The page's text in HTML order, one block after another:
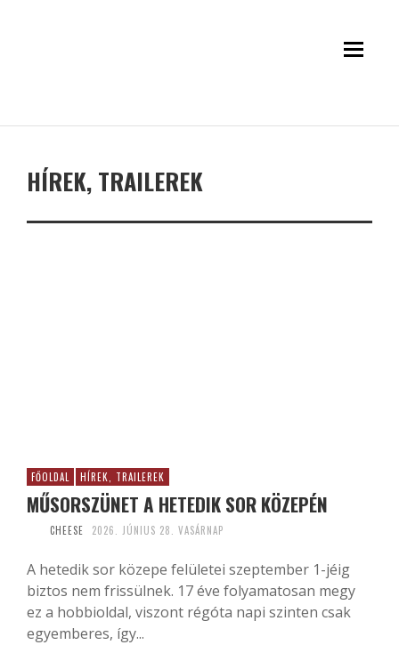
HÍREK, TRAILEREK
FŐOLDAL HÍREK, TRAILEREK
MŰSORSZÜNET A HETEDIK SOR KÖZEPÉN
CHEESE 2026. JÚNIUS 28. VASÁRNAP
A hetedik sor közepe felületei szeptember 1-jéig
biztos nem frissülnek. 17 éve folyamatosan megy
ez a hobbioldal, viszont régóta napi szinten csak
egyemberes, így...